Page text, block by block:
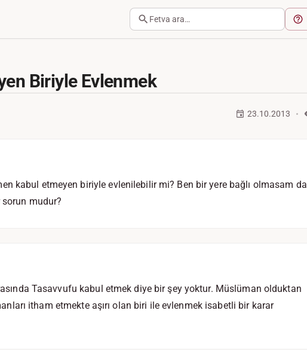
Fetva ara…
Biriyle Evlenmek
23.10.2013
kabul etmeyen biriyle evlenilebilir mi? Ben bir yere bağlı olmasam da
mudur?
Tasavvufu kabul etmek diye bir şey yoktur. Müslüman olduktan
itham etmekte aşırı olan biri ile evlenmek isabetli bir karar